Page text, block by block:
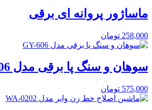
ماساژور پروانه ای برقی
258,000 تومان
سوهان و سنگ پا برقی مدل GY-606
575,000 تومان